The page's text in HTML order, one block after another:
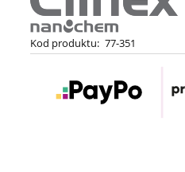
Kod produktu: 77-351